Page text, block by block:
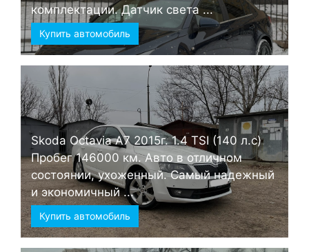
комплектации. Датчик света ...
Купить автомобиль
Skoda Octavia А7 2015г. 1.4 TSI (140 л.с)
Пробег 146000 км. Авто в отличном
состоянии, ухоженный. Самый надежный
и экономичный ...
Купить автомобиль